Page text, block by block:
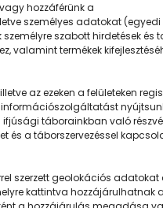
hozzáférünk a
személyes adatokat (egyedi
szabott hirdetések és
valamint termékek
az ezeken a felületeken
táborainkban való
és a táborszervezéssel
szerzett geolokációs adatokat
kattintva hozzájárulhatnak